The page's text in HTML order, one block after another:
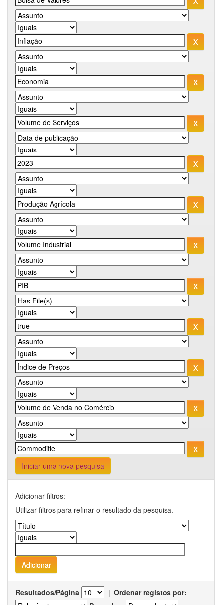
Iniciar uma nova pesquisa
Adicionar filtros:
Utilizar filtros para refinar o resultado da pesquisa.
Resultados/Página | Ordenar registos por: